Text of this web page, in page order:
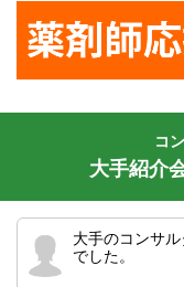
コ
大手紹介
大手のコンサ
でした。